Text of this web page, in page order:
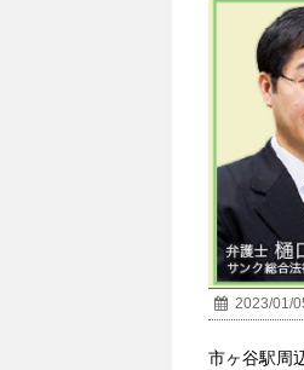
2023/01/
市ヶ谷駅周